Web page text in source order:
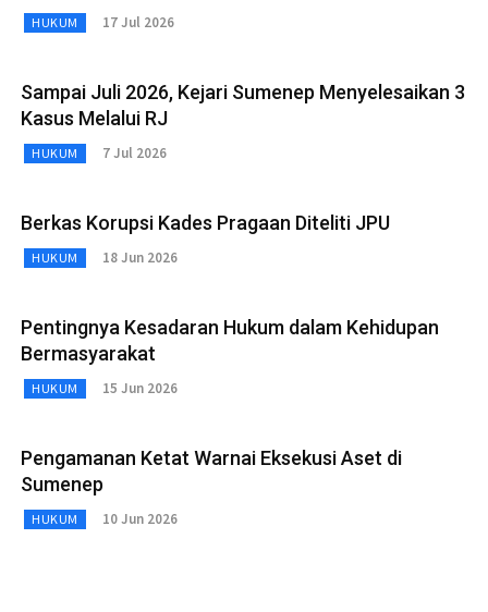
HUKUM 17 Jul 2026
Sampai Juli 2026, Kejari Sumenep Menyelesaikan 3
Kasus Melalui RJ
HUKUM 7 Jul 2026
Berkas Korupsi Kades Pragaan Diteliti JPU
HUKUM 18 Jun 2026
Pentingnya Kesadaran Hukum dalam Kehidupan
Bermasyarakat
HUKUM 15 Jun 2026
Pengamanan Ketat Warnai Eksekusi Aset di
Sumenep
HUKUM 10 Jun 2026